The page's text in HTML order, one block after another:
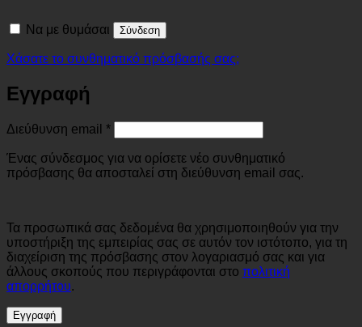
Να με θυμάσαι Σύνδεση
Χάσατε το συνθηματικό πρόσβασής σας;
Εγγραφή
Διεύθυνση email *Απαιτείται
Ένας σύνδεσμος για να ορίσετε νέο συνθηματικό
πρόσβασης θα αποσταλεί στη διεύθυνση email σας.
Τα προσωπικά σας δεδομένα θα χρησιμοποιηθούν για την
υποστήριξη της εμπειρίας σας σε αυτόν τον ιστότοπο, για τη
διαχείριση της πρόσβασης στον λογαριασμό σας και για
άλλους σκοπούς που περιγράφονται στο πολιτική
απορρήτου.
Εγγραφή